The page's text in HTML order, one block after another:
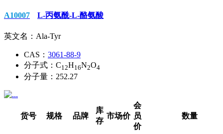
A10007 L-丙氨酰-L-酪氨酸
英文名： Ala-Tyr
CAS： 3061-88-9
分子式： C12H16N2O4
分子量： 252.27
货号 规格 品牌
库
存
市场价
会
员
价
数量